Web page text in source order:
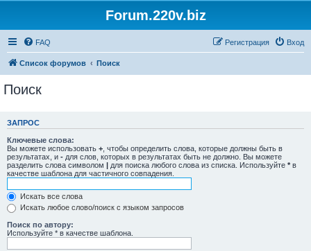
Forum.220v.biz
FAQ Вход
Регистрация
Список форумов Поиск
Поиск
ЗАПРОС
Ключевые слова:
Вы можете использовать + , чтобы определить слова, которые должны быть в
результатах, и - для слов, которых в результатах быть не должно. Вы можете
разделить слова символом | для поиска любого слова из списка. Используйте * в
качестве шаблона для частичного совпадения.
Искать все слова
Искать любое слово/поиск с языком запросов
Поиск по автору:
Используйте * в качестве шаблона.